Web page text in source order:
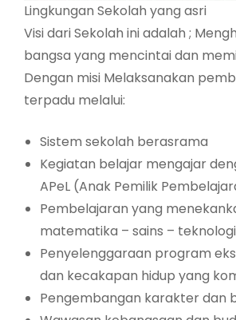
Lingkungan Sekolah yang asri
Visi dari Sekolah ini adalah ;
bangsa yang mencintai dan
Dengan misi Melaksanakan
terpadu melalui:
Sistem sekolah berasrama
Kegiatan belajar mengajar
APeL (Anak Pemilik
Pembelajaran yang
matematika – sains – teknologi
Penyelenggaraan program
dan kecakapan hidup yang
Pengembangan karakter dan